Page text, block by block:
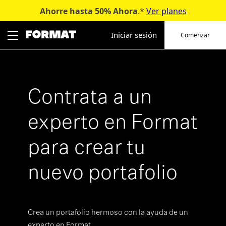
contenido
Ahorre hasta 50% Ahora.* Ver planes
Iniciar sesión Comenzar
Contrata a un
experto en Format
para crear tu
nuevo portafolio
Crea un portafolio hermoso con la ayuda de un